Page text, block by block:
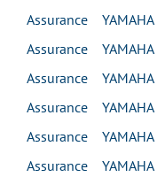
Assurance
Assurance YAMAHA
Assurance
Assurance
Assurance
Assurance